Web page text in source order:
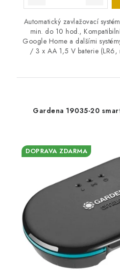
Automatický zavlažovací
min. do 10 hod.,
Google Home a dalšími
/ 3 x AA 1,5 V baterie (LR6,
Gardena 19035-20
DOPRAVA ZDARMA